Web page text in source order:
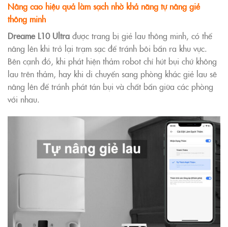
Nâng cao hiệu quả làm sạch nhờ khả năng tự nâng giẻ
thông minh
Dreame L10 Ultra được trang bị giẻ lau thông minh, có thể
nâng lên khi trở lại trạm sạc để tránh bôi bẩn ra khu vực.
Bên cạnh đó, khi phát hiện thảm robot chỉ hút bụi chứ không
lau trên thảm, hay khi di chuyển sang phòng khác giẻ lau sẽ
nâng lên để tránh phát tán bụi và chất bẩn giữa các phòng
với nhau.